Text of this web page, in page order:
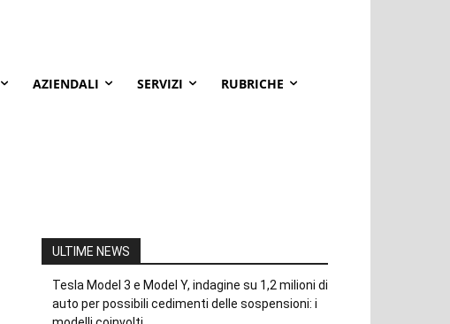
AZIENDALI SERVIZI RUBRICHE
ULTIME NEWS
Tesla Model 3 e Model Y, indagine su 1,2 milioni di
auto per possibili cedimenti delle sospensioni: i